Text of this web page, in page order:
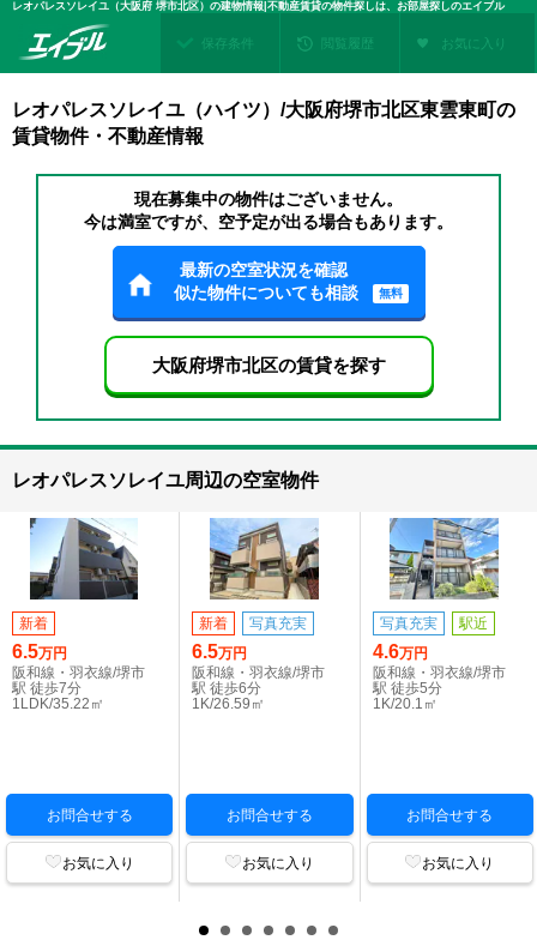
レオパレスソレイユ（大阪府 堺市北区）の建物情報|不動産賃貸の物件探しは、お部屋探しのエイブル
保存条件 閲覧履歴 お気に入り
レオパレスソレイユ（ハイツ）/大阪府堺市北区東雲東町の
賃貸物件・不動産情報
現在募集中の物件はございません。
今は満室ですが、空予定が出る場合もあります。
最新の空室状況を確認
似た物件についても相談
無料
大阪府堺市北区の賃貸を探す
レオパレスソレイユ周辺の空室物件
新着
6.5万円
阪和線・羽衣線/堺市
駅 徒歩7分
1LDK/35.22㎡
お問合せする
お気に入り
新着 写真充実
6.5万円
阪和線・羽衣線/堺市
駅 徒歩6分
1K/26.59㎡
お問合せする
お気に入り
写真充実 駅近
4.6万円
阪和線・羽衣線/堺市
駅 徒歩5分
1K/20.1㎡
お問合せする
お気に入り